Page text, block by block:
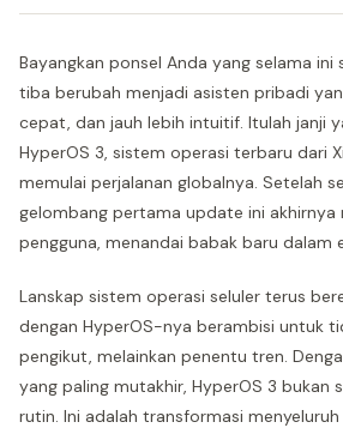
Bayangkan ponsel Anda yang selama
tiba berubah menjadi asisten pribadi
cepat, dan jauh lebih intuitif. Itulah janji
HyperOS 3, sistem operasi terbaru dari
memulai perjalanan globalnya. Setelah
gelombang pertama update ini akhirnya
pengguna, menandai babak baru dalam
Lanskap sistem operasi seluler terus
dengan HyperOS-nya berambisi untuk
pengikut, melainkan penentu tren.
yang paling mutakhir, HyperOS 3 bukan
rutin. Ini adalah transformasi